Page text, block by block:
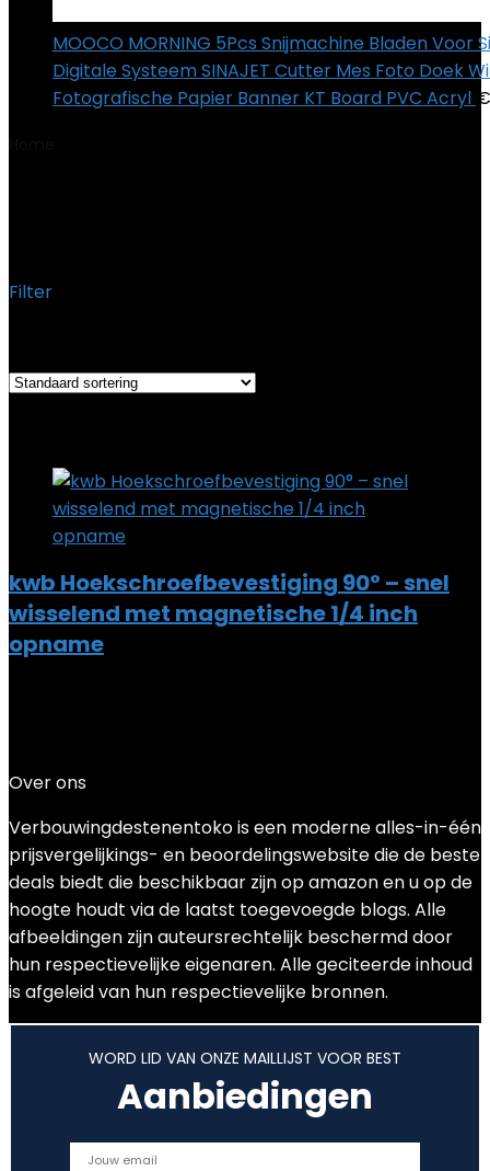
MOOCO MORNING 5Pcs Snijmachine Bladen Voor
Digitale Systeem SINAJET Cutter Mes Foto Doek
Fotografische Papier Banner KT Board PVC Acryl €
Filter
kwb Hoekschroefbevestiging 90° – snel
wisselend met magnetische 1/4 inch
opname
Over ons
Verbouwingdestenentoko is een moderne alles-in-één
prijsvergelijkings- en beoordelingswebsite die de beste
deals biedt die beschikbaar zijn op amazon en u op de
hoogte houdt via de laatst toegevoegde blogs. Alle
afbeeldingen zijn auteursrechtelijk beschermd door
hun respectievelijke eigenaren. Alle geciteerde inhoud
is afgeleid van hun respectievelijke bronnen.
WORD LID VAN ONZE MAILLIJST VOOR BEST
Aanbiedingen